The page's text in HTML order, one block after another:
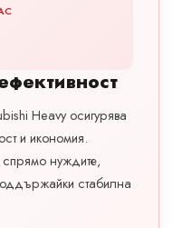
Heavy осигурява
и икономия.
нуждите,
стабилна